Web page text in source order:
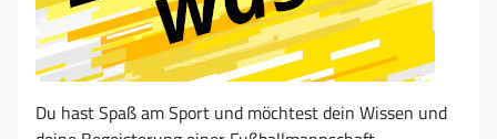
Du hast Spaß am Sport und möchtest dein Wissen und